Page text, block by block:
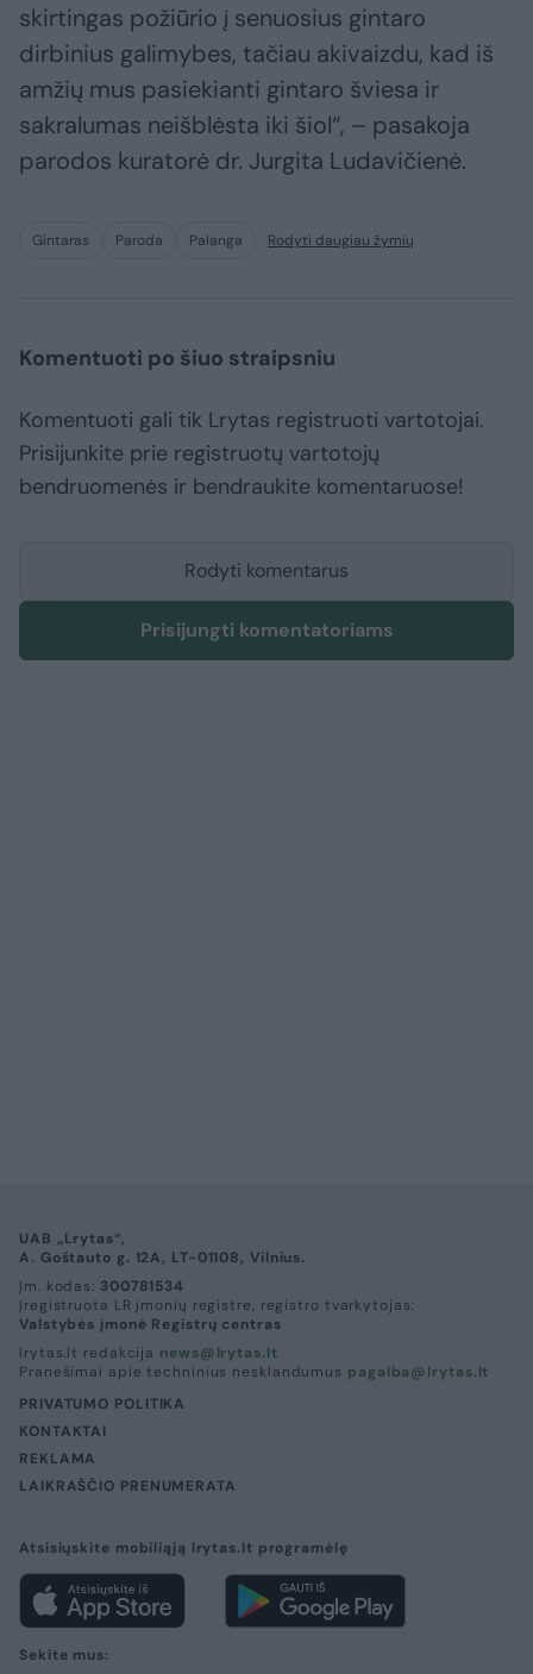
skirtingas požiūrio į senuosius gintaro
dirbinius galimybes, tačiau akivaizdu, kad iš
amžių mus pasiekianti gintaro šviesa ir
sakralumas neišblėsta iki šiol“, – pasakoja
parodos kuratorė dr. Jurgita Ludavičienė.
Gintaras Paroda Palanga Rodyti daugiau žymių
Komentuoti po šiuo straipsniu
Komentuoti gali tik Lrytas registruoti vartotojai.
Prisijunkite prie registruotų vartotojų
bendruomenės ir bendraukite komentaruose!
Rodyti komentarus
Prisijungti komentatoriams
Lrytas.lt
„Asmik Grigorian pasiekia naują žemumą
teigiama prasme ir tai daro vienoje
geriausių pasaulio scenų“, – taip dar
pernai agentūros AP korespondentas
atlikti mecosoprano partiją operoje
„Karmen“ Zalcburgo festivalyje.